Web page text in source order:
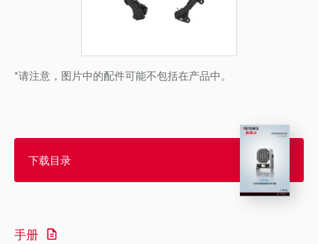
*请注意，图片中的配件可能不包括在产品中。
下载目录
手册